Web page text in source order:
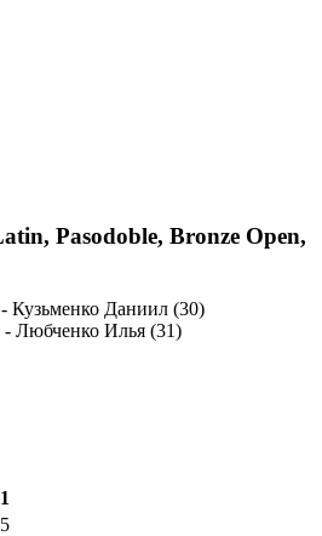
Pasodoble, Bronze Open,
Кузьменко Даниил (30)
Любченко Илья (31)
1
5